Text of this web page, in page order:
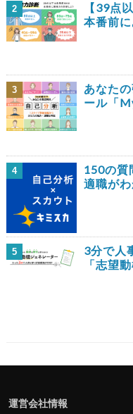
2
【39点
本番前
3
あなた
ール「
4
150の質
適職が
5
3分で人
「志望
運営会社情報